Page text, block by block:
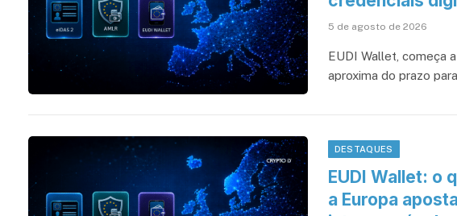
5 de agosto de 2026
EUDI Wallet, começa
aproxima do prazo
DESTAQUES
EUDI Wallet: o
a Europa